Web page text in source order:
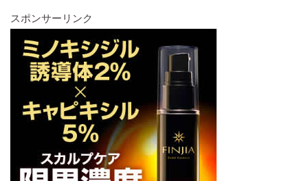
スポンサーリンク